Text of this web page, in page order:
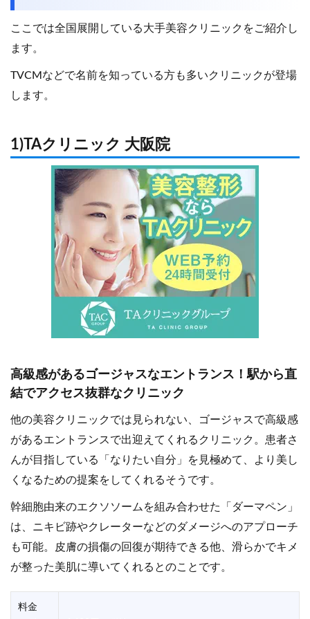
JR「大阪駅」より徒
歩3分
阪急「梅田駅」より
徒歩1分
御堂筋線「梅田駅」
より徒歩3分
谷町線「東梅田駅」
より徒歩5分
徒歩5分
阪神「梅田駅」
徒歩約5分
徒歩約10分
田駅」より徒歩
地下鉄谷町線「
地下鉄四つ橋線
分
営業時間 10:00～19:00 10:00～20:00
ここでは全国展開している大手美容クリニックをご紹介し
ます。
TVCMなどで名前を知っている方も多いクリニックが登場
します。
1)TAクリニック 大阪院
高級感があるゴージャスなエントランス！駅から直
結でアクセス抜群なクリニック
他の美容クリニックでは見られない、ゴージャスで高級感
があるエントランスで出迎えてくれるクリニック。患者さ
んが目指している「なりたい自分」を見極めて、より美し
くなるための提案をしてくれるそうです。
幹細胞由来のエクソソームを組み合わせた「ダーマペン」
は、ニキビ跡やクレーターなどのダメージへのアプローチ
も可能。皮膚の損傷の回復が期待できる他、滑らかでキメ
が整った美肌に導いてくれるとのことです。
料金